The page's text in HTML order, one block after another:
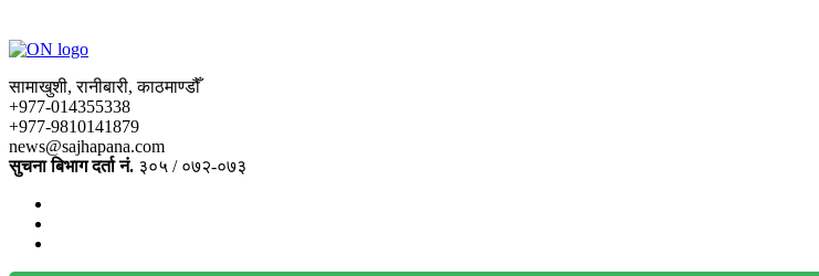
सामाखुशी, रानीबारी, काठमाण्डौँ
+977-014355338
+977-9810141879
news@sajhapana.com
सुचना बिभाग दर्ता नं. ३०५ / ०७२-०७३